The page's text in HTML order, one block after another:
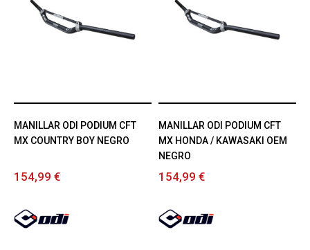
MANILLAR ODI PODIUM CFT
MX COUNTRY BOY NEGRO
154,99 €
MANILLAR ODI PODIUM CFT
MX HONDA / KAWASAKI OEM
NEGRO
154,99 €